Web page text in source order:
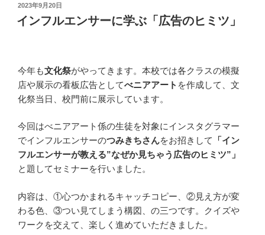
投
日:
2023年9月20日
インフルエンサーに学ぶ「広告のヒミツ」
今年も文化祭がやってきます。本校では各クラスの模擬
店や展示の看板広告としてべニアアート を作成して、文
化祭当日、校門前に展示しています。
今回はべニアアート係の生徒を対象にインスタグラマー
でインフルエンサーのつみきちさんをお招きして
「イン
フルエンサーが教える”なぜか見ちゃう広告のヒミツ”」
と題してセミナーを行いました。
内容は、①心つかまれるキャッチコピー、②見え方が変
わる色、③つい見てしまう構図、の三つです。クイズや
ワークを交えて、楽しく進めていただきました。